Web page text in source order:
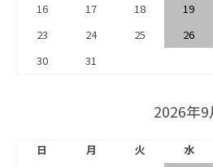
16
17 18 19
23
24 25 26
30
31
2026年9
日 月 火 水